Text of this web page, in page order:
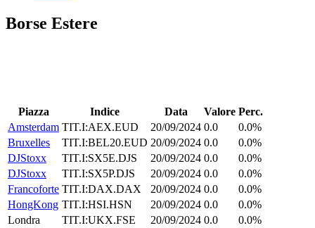
Borse Estere
Piazza Indice Data Valore Perc.
Amsterdam TIT.I:AEX.EUD 20/09/2024 0.0
0.0%
Bruxelles
TIT.I:BEL20.EUD 20/09/2024 0.0
0.0%
DJStoxx
TIT.I:SX5E.DJS 20/09/2024 0.0
0.0%
DJStoxx
TIT.I:SX5P.DJS 20/09/2024 0.0
0.0%
Francoforte TIT.I:DAX.DAX 20/09/2024 0.0
0.0%
HongKong TIT.I:HSI.HSN 20/09/2024 0.0
0.0%
Londra
TIT.I:UKX.FSE 20/09/2024 0.0
0.0%